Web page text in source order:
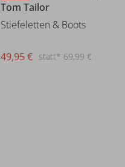
Tom Tailor
Stiefeletten & Boots
statt* 69,99 €
49,95 €